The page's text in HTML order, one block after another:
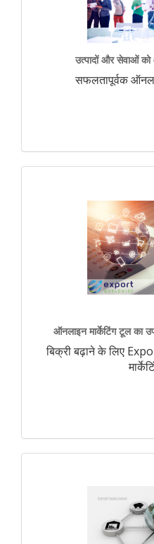
उत्पादों और सेवाओं
सफलतापूर्वक
ऑनलाइन मार्केटिंग टूल का
बिक्री बढ़ाने के लिए